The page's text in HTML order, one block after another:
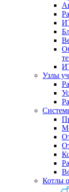
Узлы
Котлы